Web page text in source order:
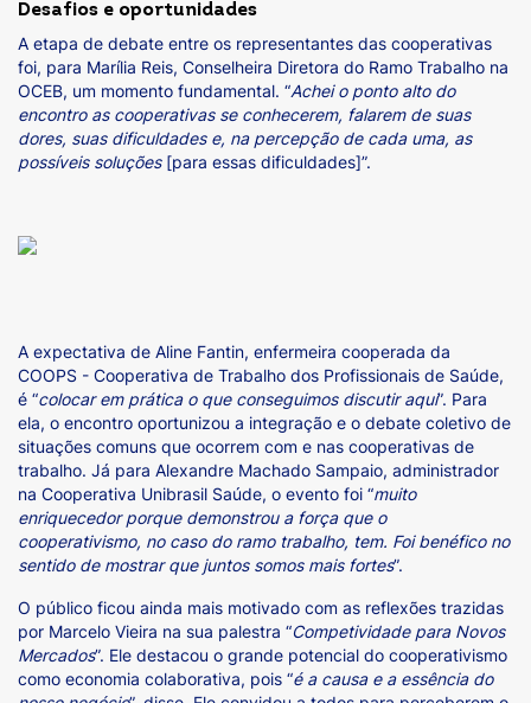
Desafios e oportunidades
A etapa de debate entre os representantes das cooperativas
foi, para Marília Reis, Conselheira Diretora do Ramo Trabalho na
OCEB, um momento fundamental. “Achei o ponto alto do
encontro as cooperativas se conhecerem, falarem de suas
dores, suas dificuldades e, na percepção de cada uma, as
possíveis soluções[para essas dificuldades]”.
A expectativa de Aline Fantin, enfermeira cooperada da
COOPS - Cooperativa de Trabalho dos Profissionais de Saúde,
é “colocar em prática o que conseguimos discutir aqui”. Para
ela, o encontro oportunizou a integração e o debate coletivo de
situações comuns que ocorrem com e nas cooperativas de
trabalho. Já para Alexandre Machado Sampaio, administrador
na Cooperativa Unibrasil Saúde, o evento foi “muito
enriquecedor porque demonstrou a força que o
cooperativismo, no caso do ramo trabalho, tem. Foi benéfico no
sentido de mostrar que juntos somos mais fortes”.
O público ficou ainda mais motivado com as reflexões trazidas
por Marcelo Vieira na sua palestra “Competividade para Novos
Mercados”. Ele destacou o grande potencial do cooperativismo
como economia colaborativa, pois “é a causa e a essência do